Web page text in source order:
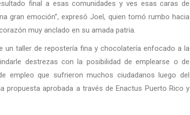
final a esas comunidades y ves esas caras de
gran emoción”, expresó Joel, quien tomó rumbo hacia
muy anclado en su amada patria.
taller de repostería fina y chocolatería enfocado a la
destrezas con la posibilidad de emplearse o de
empleo que sufrieron muchos ciudadanos luego del
aprobada a través de Enactus Puerto Rico y